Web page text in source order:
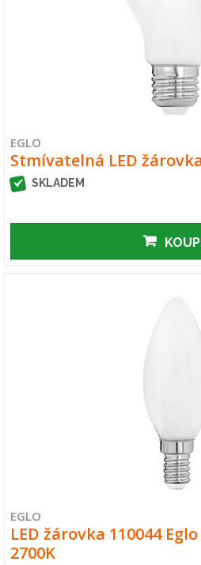
EGLO
Stmívatelná LED
SKLADEM
EGLO
LED žárovka 110044
2700K